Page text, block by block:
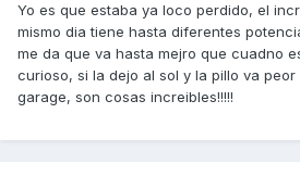
Yo es que estaba ya loco perdido, el
mismo dia tiene hasta diferentes
me da que va hasta mejro que cuadno
curioso, si la dejo al sol y la pillo va
garage, son cosas increibles!!!!!